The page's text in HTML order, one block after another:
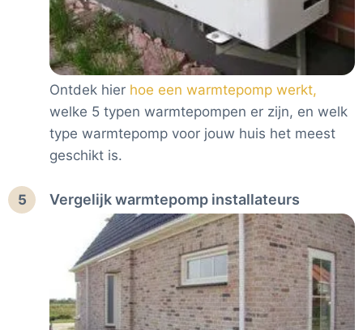
Ontdek hier hoe een warmtepomp werkt,
welke 5 typen warmtepompen er zijn, en welk
type warmtepomp voor jouw huis het meest
geschikt is.
5 Vergelijk warmtepomp installateurs